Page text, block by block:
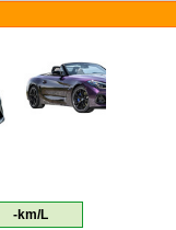
-km/L